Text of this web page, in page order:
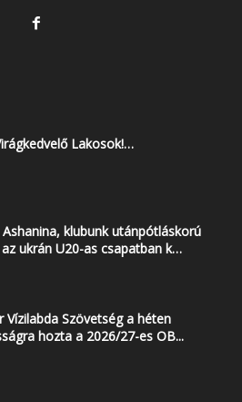
Lakosok!…
Ashanina, klubunk utánpótláskorú
ukrán U20-as csapatban k…
Vízilabda Szövetség a héten
hozta a 2026/27-es OB...